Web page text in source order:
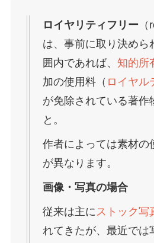
ロイヤリティフリー
は、事前に取り決めら
囲内であれば、 知的所
加の使用料（ ロイヤル
が免除されている著作
と。
作者によっては素材の
が異なります。
画像・写真の場合
従来は主にストック写
れてきたが、最近では